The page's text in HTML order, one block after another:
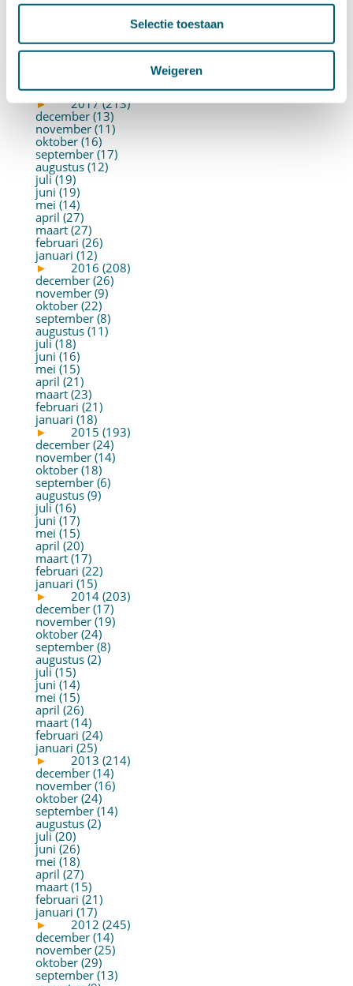
Selectie toestaan
Weigeren
mei (19)
april (22)
januari (30)
►
2017 (213)
december (13)
november (11)
oktober (16)
september (17)
augustus (12)
juli (19)
juni (19)
mei (14)
april (27)
maart (27)
februari (26)
januari (12)
►
2016 (208)
december (26)
november (9)
oktober (22)
september (8)
augustus (11)
juli (18)
juni (16)
mei (15)
april (21)
maart (23)
februari (21)
januari (18)
►
2015 (193)
december (24)
november (14)
oktober (18)
september (6)
augustus (9)
juli (16)
juni (17)
mei (15)
april (20)
maart (17)
februari (22)
januari (15)
►
2014 (203)
december (17)
november (19)
oktober (24)
september (8)
augustus (2)
juli (15)
juni (14)
mei (15)
april (26)
maart (14)
februari (24)
januari (25)
►
2013 (214)
december (14)
november (16)
oktober (24)
september (14)
augustus (2)
juli (20)
juni (26)
mei (18)
april (27)
maart (15)
februari (21)
januari (17)
►
2012 (245)
december (14)
november (25)
oktober (29)
september (13)